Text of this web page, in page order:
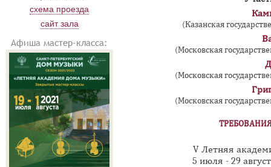
схема проезда
сайт зала
Афиша мастер-класса:
(Казанская
(Московская
(Московская
(Московская
V Летняя
5 июля - 29